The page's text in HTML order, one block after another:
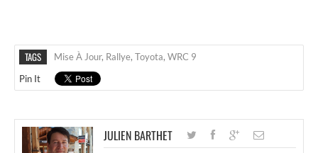
TAGS Mise À Jour, Rallye, Toyota, WRC 9
Pin It
JULIEN BARTHET